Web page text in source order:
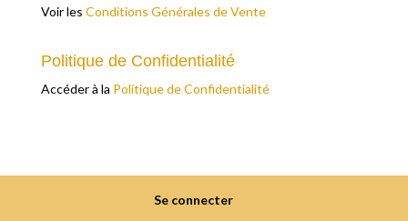
Voir les Conditions Générales de Vente
Politique de Confidentialité
Accéder à la Politique de Confidentialité
Se connecter